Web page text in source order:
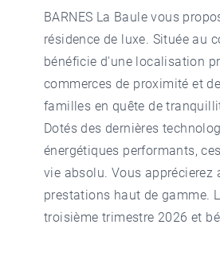
BARNES La Baule vous
résidence de luxe. Située au
bénéficie d'une localisation
commerces de proximité et
familles en quête de
Dotés des dernières
énergétiques performants,
vie absolu. Vous apprécierez
prestations haut de gamme.
troisième trimestre 2026 et